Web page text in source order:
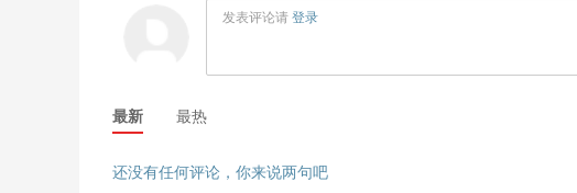
发表评论请 登录
最新 最热
还没有任何评论，你来说两句吧